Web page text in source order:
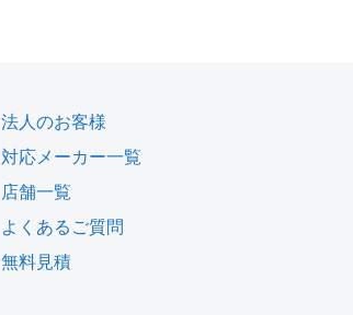
法人のお客様
対応メーカー一覧
店舗一覧
よくあるご質問
無料見積